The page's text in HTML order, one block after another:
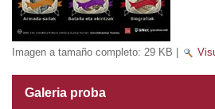
Imagen a tamaño completo: 29 KB
Galeria proba